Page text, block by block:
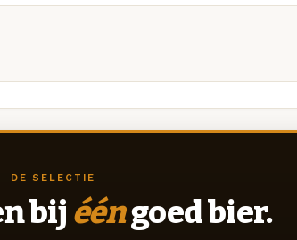
DE SELECTIE
bij ééngoed bier.